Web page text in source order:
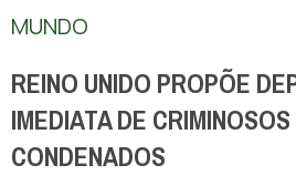
MUNDO
REINO UNIDO PROPÕE
IMEDIATA DE
CONDENADOS